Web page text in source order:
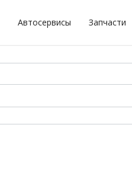
Автосервисы Запчасти